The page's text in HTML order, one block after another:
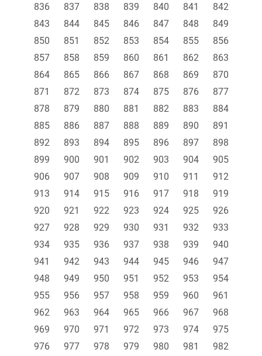
836
837 838 839 840 841
842
843
844 845 846 847 848
849
850
851 852 853 854 855
856
857
858 859 860 861 862
863
864
865 866 867 868 869
870
871
872 873 874 875 876
877
878
879 880 881 882 883
884
885
886 887 888 889 890
891
892
893 894 895 896 897
898
899
900 901 902 903 904
905
906
907 908 909 910 911
912
913
914 915 916 917 918
919
920
921 922 923 924 925
926
927
928 929 930 931 932
933
934
935 936 937 938 939
940
941
942 943 944 945 946
947
948
949 950 951 952 953
954
955
956 957 958 959 960
961
962
963 964 965 966 967
968
969
970 971 972 973 974
975
976
977 978 979 980 981
982